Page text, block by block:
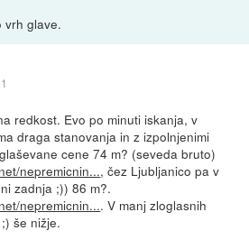
vrh glave.
redkost. Evo po minuti iskanja, v
draga stanovanja in z izpolnjenimi
cene 74 m? (seveda bruto)
nepremicnin..., čez Ljubljanico pa v
zadnja ;)) 86 m?.
nepremicnin.... V manj zloglasnih
še nižje.